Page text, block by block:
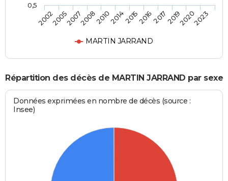
MARTIN JARRAND
200220052007200820102014201520162017201920202023
0,5
Répartition des décès de MARTIN JARRAND par sexe
Données exprimées en nombre de décès (source :
Insee)